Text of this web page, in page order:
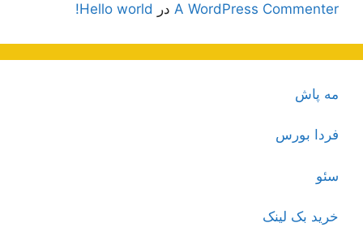
A WordPress Commenter در Hello world!
مه پاش
فردا بورس
سئو
خرید بک لینک